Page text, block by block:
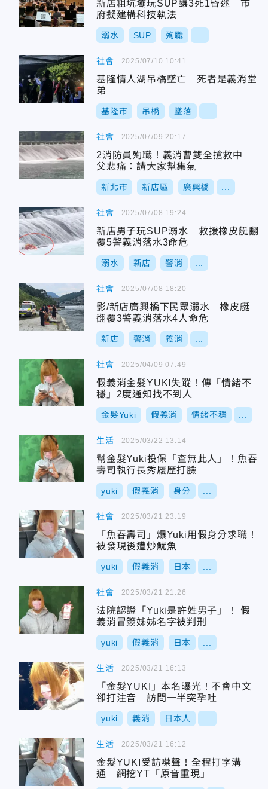
新店粗坑壩玩SUP釀3死1昏迷 市
府擬建構科技執法
溺水 SUP 殉職
社會
基隆情人湖吊橋墜亡 死者是義消堂
弟
基隆市 吊橋 墜落
2025/07/10 10:41
社會
2消防員殉職！義消曹雙全搶救中
父悲痛：請大家幫集氣
新北市 新店區 廣興橋
2025/07/09 20:17
社會
新店男子玩SUP溺水 救援橡皮艇翻
覆5警義消落水3命危
溺水 新店 警消
2025/07/08 19:24
社會
影/新店廣興橋下民眾溺水 橡皮艇
翻覆3警義消落水4人命危
新店 警消 義消
2025/07/08 18:20
社會
假義消金髮YUKI失蹤！傳「情緒不
穩」2度通知找不到人
金髮Yuki 假義消 情緒不穩
2025/04/09 07:49
生活
幫金髮Yuki投保「查無此人」！魚吞
壽司執行長秀履歷打臉
yuki 假義消 身分
2025/03/22 13:14
社會
「魚吞壽司」爆Yuki用假身分求職！
被發現後遭炒魷魚
yuki 假義消 日本
2025/03/21 23:19
社會
法院認證「Yuki是許姓男子」！ 假
義消冒簽姊姊名字被判刑
yuki 假義消 日本
2025/03/21 21:26
生活
「金髮YUKI」本名曝光！不會中文
卻打注音 訪問一半突孕吐
yuki 義消 日本人
2025/03/21 16:13
生活
金髮YUKI受訪噤聲！全程打字溝
通 網挖YT「原音重現」
2025/03/21 16:12